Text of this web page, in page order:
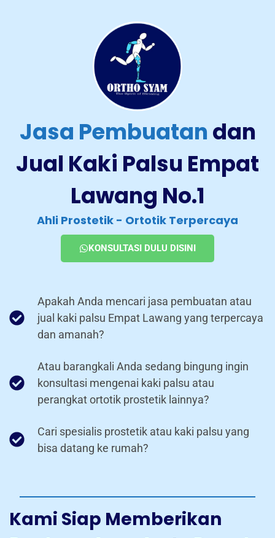
Jasa Pembuatan dan
Jual Kaki Palsu Empat
Lawang No.1
Ahli Prostetik - Ortotik Terpercaya
KONSULTASI DULU DISINI
Apakah Anda mencari jasa pembuatan atau
jual kaki palsu Empat Lawang yang terpercaya
dan amanah?
Atau barangkali Anda sedang bingung ingin
konsultasi mengenai kaki palsu atau
perangkat ortotik prostetik lainnya?
Cari spesialis prostetik atau kaki palsu yang
bisa datang ke rumah?
Kami Siap Memberikan